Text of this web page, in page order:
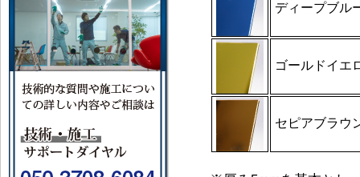
ディープブル
ゴールドイエ
セピアブラウ